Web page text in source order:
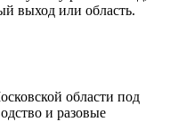
выход или область.
области под
и разовые